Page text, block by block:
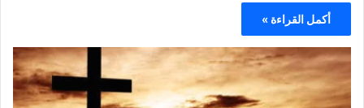
أكمل القراءة »